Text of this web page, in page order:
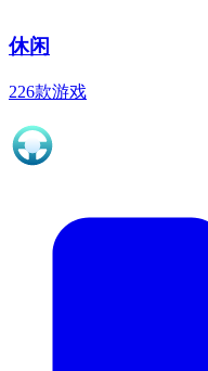
休闲
226款游戏